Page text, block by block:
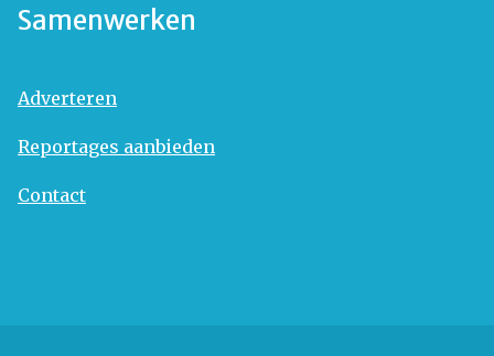
Samenwerken
Adverteren
Reportages aanbieden
Contact